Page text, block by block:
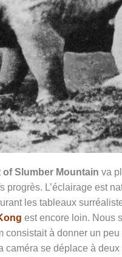
of Slumber Mountain va
progrès. L’éclairage est
les tableaux
est encore loin. Nous
consistait à donner un
se déplace à